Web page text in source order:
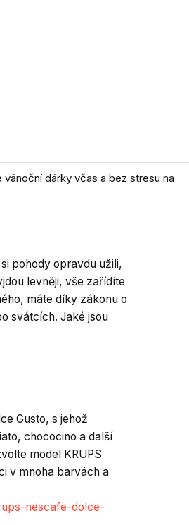
dárky včas a bez stresu na
pohody opravdu užili,
levněji, vše zařídíte
máte díky zákonu o
svátcích. Jaké jsou
Gusto, s jehož
chococino a další
model KRUPS
v mnoha barvách a
nescafe-dolce-